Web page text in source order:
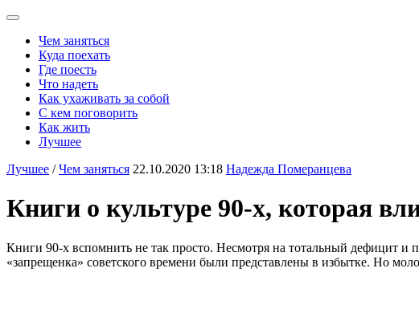
Чем заняться
Куда поехать
Где поесть
Что надеть
Как ухаживать за собой
С кем поговорить
Как жить
Лучшее
Лучшее /Чем заняться 22.10.2020 13:18 Надежда Померанцева
Книги о культуре 90-х, которая
Книги 90-х вспомнить не так просто. Несмотря на тотальный дефицит
«запрещенка» советского времени были представлены в избытке. Но